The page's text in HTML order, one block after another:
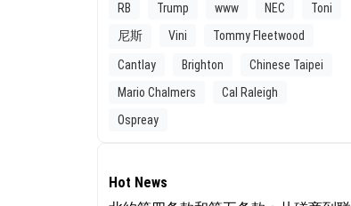
RB
Trump www NEC
Toni
尼斯
Vini Tommy Fleetwood
Cantlay Brighton
Chinese Taipei
Mario Chalmers
Cal Raleigh
Ospreay
Hot News